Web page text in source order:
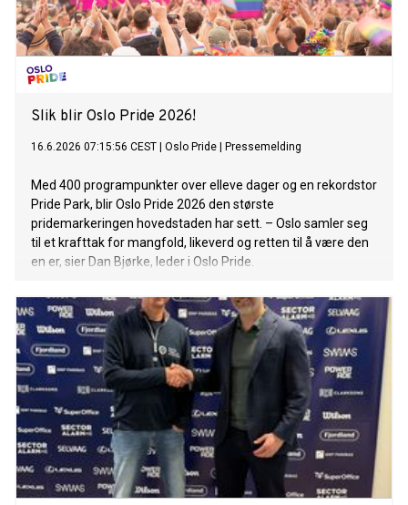
Slik blir Oslo Pride 2026!
16.6.2026 07:15:56 CEST Oslo Pride Pressemelding
Med 400 programpunkter over elleve dager og en rekordstor
Pride Park, blir Oslo Pride 2026 den største
pridemarkeringen hovedstaden har sett. – Oslo samler seg
til et krafttak for mangfold, likeverd og retten til å være den
en er, sier Dan Bjørke, leder i Oslo Pride.